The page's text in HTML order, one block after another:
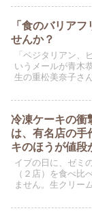
「食のバリア
せんか？
「ベジタリアン、
いうメールが青木
生の重松美奈子さ
を増やすプロジ
冷凍ケーキの
は、有名店の手
キのほうが値段
イブの日に、ゼミ
（２店）を食べ比
ません。生クリー
指示しました。